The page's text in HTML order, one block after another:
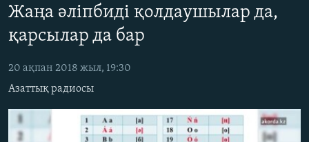
to
main
Navigation
Skip
ҚАҢТАР ОҚИҒАСЫ
АДАМ ҚҰҚЫҚТАРЫ
ӘЛЕУМЕТ
ӘЛЕМ
АРНАЙЫ ЖОБАЛАР
Жаңа әліпбиді қолдаушылар да,
қарсылар да бар
20 ақпан 2018 жыл, 19:30
Азаттық радиосы